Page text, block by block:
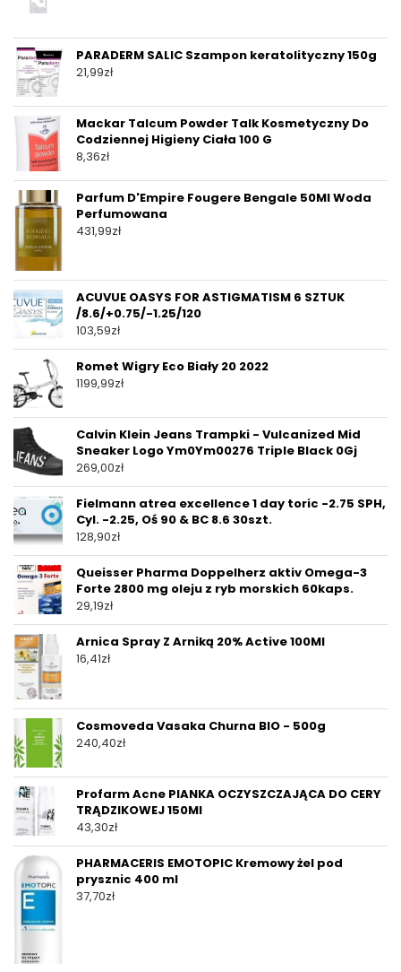
PARADERM SALIC Szampon keratolityczny 150g
21,99zł
Mackar Talcum Powder Talk Kosmetyczny Do
Codziennej Higieny Ciała 100 G
8,36zł
Parfum D'Empire Fougere Bengale 50Ml Woda
Perfumowana
431,99zł
ACUVUE OASYS FOR ASTIGMATISM 6 SZTUK
/8.6/+0.75/-1.25/120
103,59zł
Romet Wigry Eco Biały 20 2022
1199,99zł
Calvin Klein Jeans Trampki - Vulcanized Mid
Sneaker Logo Ym0Ym00276 Triple Black 0Gj
269,00zł
Fielmann atrea excellence 1 day toric -2.75 SPH,
Cyl. -2.25, Oś 90 & BC 8.6 30szt.
128,90zł
Queisser Pharma Doppelherz aktiv Omega-3
Forte 2800 mg oleju z ryb morskich 60kaps.
29,19zł
Arnica Spray Z Arniką 20% Active 100Ml
16,41zł
Cosmoveda Vasaka Churna BIO - 500g
240,40zł
Profarm Acne PIANKA OCZYSZCZAJĄCA DO CERY
TRĄDZIKOWEJ 150Ml
43,30zł
PHARMACERIS EMOTOPIC Kremowy żel pod
prysznic 400 ml
37,70zł